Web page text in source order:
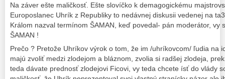
Na záver ešte maličkosť. Ešte slovíčko k demagogickému
Europoslanec Uhrík z Republiky to nedávnej diskusii vedenej na
Králom nazval termínom ŠAMAN, keď povedal- pán moderátor, vy
ŠAMAN !
Prečo ? Pretože Uhríkov výrok o tom, že im /uhríkovcom/ ľudia na
majú zvoliť medzi zlodejom a bláznom, zvolia si radšej zlodeja,
teda dávate prednosť zlodejovi Ficovi, vy teda chcete ísť do vlády